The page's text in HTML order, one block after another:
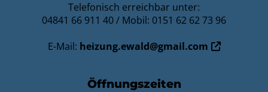
Telefonisch erreichbar unter:
04841 66 911 40 / Mobil: 0151 62 62 73 96
E-Mail: heizung.ewald@gmail.com
Öffnungszeiten